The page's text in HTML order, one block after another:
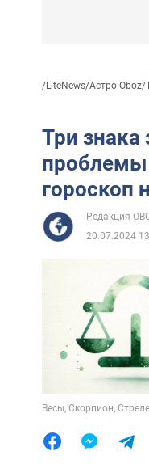
/LiteNews/Астро Oboz/
Три знака
проблемы
гороскоп
Редакция
20.07.2024
Весы, Скорпион,